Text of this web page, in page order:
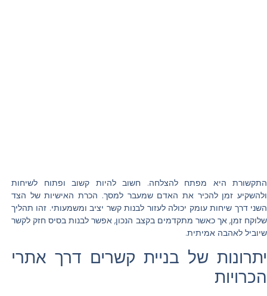
התקשורת היא מפתח להצלחה. חשוב להיות קשוב ופתוח לשיחות
ולהשקיע זמן להכיר את האדם שמעבר למסך. הכרת האישיות של הצד
השני דרך שיחות עומק יכולה לעזור לבנות קשר יציב ומשמעותי. זהו תהליך
שלוקח זמן, אך כאשר מתקדמים בקצב הנכון, אפשר לבנות בסיס חזק לקשר
שיוביל לאהבה אמיתית.
יתרונות של בניית קשרים דרך אתרי
הכרויות